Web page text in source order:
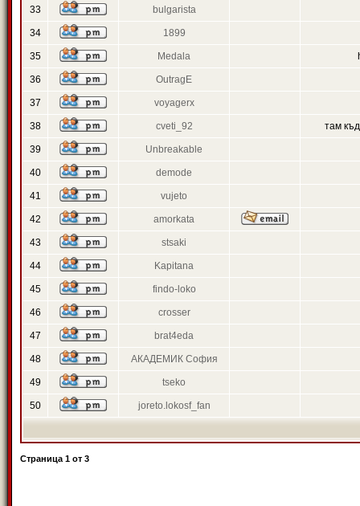
33 bulgarista
34 1899
35 Medala
36 OutragE
37 voyagerx
38 cveti_92 там
39 Unbreakable
40 demode
41 vujeto
42 amorkata
43 stsaki
44 Kapitana
45 findo-loko
46 crosser
47 brat4eda
48 АКАДЕМИК София
49 tseko
50 joreto.lokosf_fan
Страница 1 от 3